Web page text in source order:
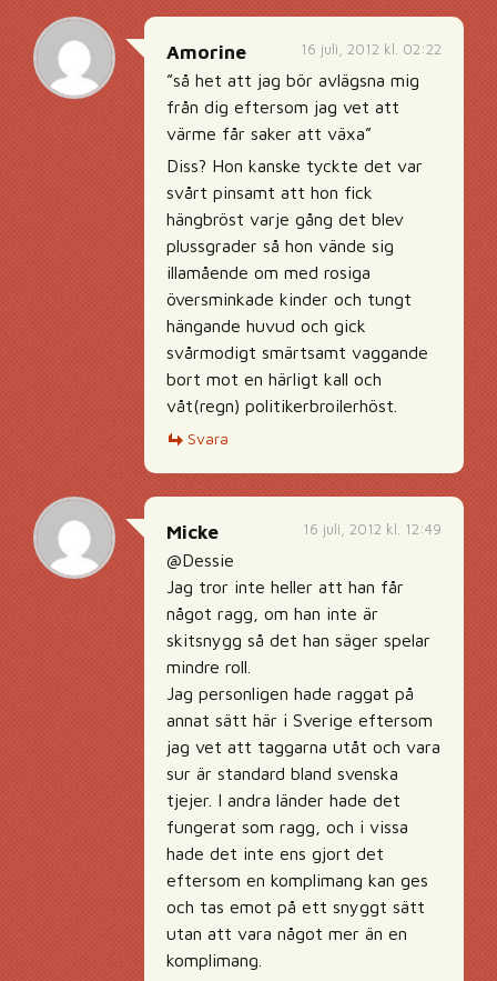
16 juli, 2012 kl. 02:22
Amorine
”så het att jag bör avlägsna mig
från dig eftersom jag vet att
värme får saker att växa”
Diss? Hon kanske tyckte det var
svårt pinsamt att hon fick
hängbröst varje gång det blev
plussgrader så hon vände sig
illamående om med rosiga
översminkade kinder och tungt
hängande huvud och gick
svårmodigt smärtsamt vaggande
bort mot en härligt kall och
våt(regn) politikerbroilerhöst.
Svara
16 juli, 2012 kl. 12:49
Micke
@Dessie
Jag tror inte heller att han får
något ragg, om han inte är
skitsnygg så det han säger spelar
mindre roll.
Jag personligen hade raggat på
annat sätt här i Sverige eftersom
jag vet att taggarna utåt och vara
sur är standard bland svenska
tjejer. I andra länder hade det
fungerat som ragg, och i vissa
hade det inte ens gjort det
eftersom en komplimang kan ges
och tas emot på ett snyggt sätt
utan att vara något mer än en
komplimang.